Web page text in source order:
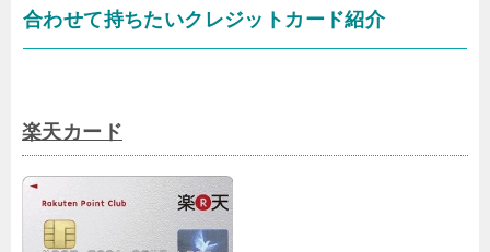
合わせて持ちたいクレジットカード紹介
楽天カード